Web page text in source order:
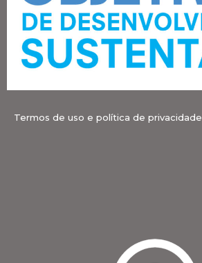
Termos de uso e política de privacidade